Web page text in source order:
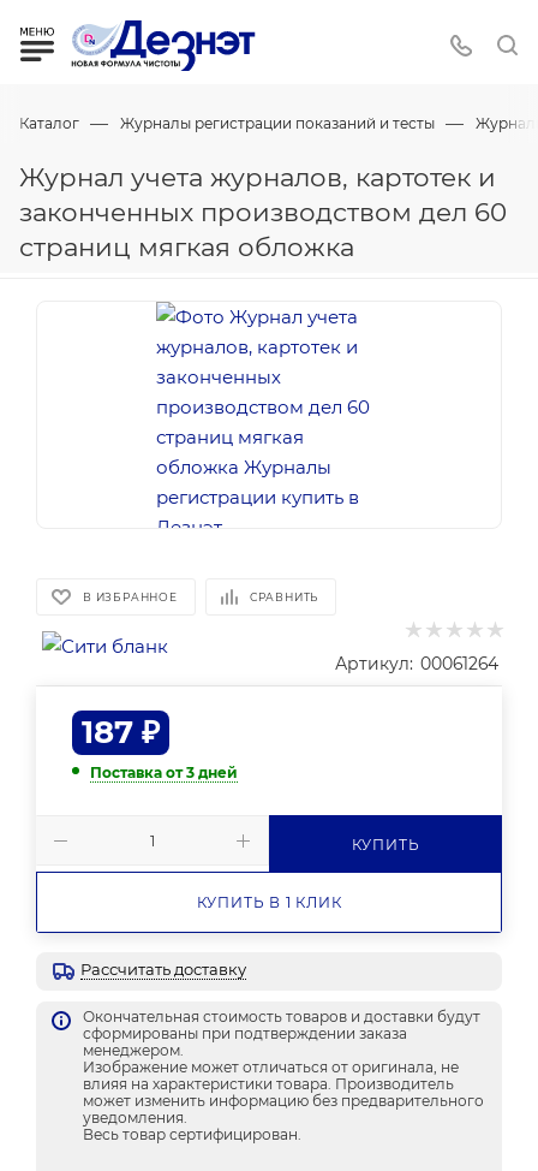
Каталог — Журналы регистрации показаний и тесты —
Журнал учета журналов, картотек и
законченных производством дел 60
страниц мягкая обложка
В ИЗБРАННОЕ СРАВНИТЬ
Артикул: 00061264
187 ₽
Поставка от 3 дней
КУПИТЬ
КУПИТЬ В 1 КЛИК
Рассчитать доставку
Окончательная стоимость товаров и доставки будут
сформированы при подтверждении заказа
менеджером.
Изображение может отличаться от оригинала, не
влияя на характеристики товара. Производитель
может изменить информацию без предварительного
уведомления.
Весь товар сертифицирован.